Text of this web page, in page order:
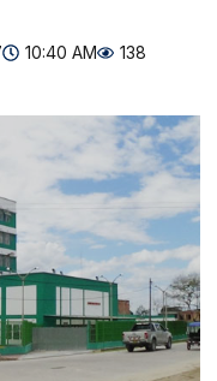
10:40 AM 138